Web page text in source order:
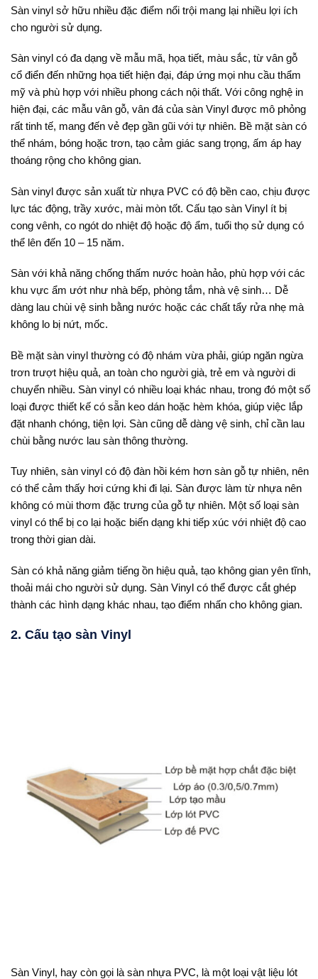
Sàn vinyl sở hữu nhiều đặc điểm nổi trội mang lại nhiều lợi ích
cho người sử dụng.
Sàn vinyl có đa dạng về mẫu mã, họa tiết, màu sắc, từ vân gỗ
cổ điển đến những họa tiết hiện đại, đáp ứng mọi nhu cầu thẩm
mỹ và phù hợp với nhiều phong cách nội thất. Với công nghệ in
hiện đại, các mẫu vân gỗ, vân đá của sàn Vinyl được mô phỏng
rất tinh tế, mang đến vẻ đẹp gần gũi với tự nhiên. Bề mặt sàn có
thể nhám, bóng hoặc trơn, tạo cảm giác sang trọng, ấm áp hay
thoáng rộng cho không gian.
Sàn vinyl được sản xuất từ nhựa PVC có độ bền cao, chịu được
lực tác động, trầy xước, mài mòn tốt. Cấu tạo sàn Vinyl ít bị
cong vênh, co ngót do nhiệt độ hoặc độ ẩm, tuổi thọ sử dụng có
thể lên đến 10 – 15 năm.
Sàn với khả năng chống thấm nước hoàn hảo, phù hợp với các
khu vực ẩm ướt như nhà bếp, phòng tắm, nhà vệ sinh… Dễ
dàng lau chùi vệ sinh bằng nước hoặc các chất tẩy rửa nhẹ mà
không lo bị nứt, mốc.
Bề mặt sàn vinyl thường có độ nhám vừa phải, giúp ngăn ngừa
trơn trượt hiệu quả, an toàn cho người già, trẻ em và người di
chuyển nhiều. Sàn vinyl có nhiều loại khác nhau, trong đó một số
loại được thiết kế có sẵn keo dán hoặc hèm khóa, giúp việc lắp
đặt nhanh chóng, tiện lợi. Sàn cũng dễ dàng vệ sinh, chỉ cần lau
chùi bằng nước lau sàn thông thường.
Tuy nhiên, sàn vinyl có độ đàn hồi kém hơn sàn gỗ tự nhiên, nên
có thể cảm thấy hơi cứng khi đi lại. Sàn được làm từ nhựa nên
không có mùi thơm đặc trưng của gỗ tự nhiên. Một số loại sàn
vinyl có thể bị co lại hoặc biến dạng khi tiếp xúc với nhiệt độ cao
trong thời gian dài.
Sàn có khả năng giảm tiếng ồn hiệu quả, tạo không gian yên tĩnh,
thoải mái cho người sử dụng. Sàn Vinyl có thể được cắt ghép
thành các hình dạng khác nhau, tạo điểm nhấn cho không gian.
2. Cấu tạo sàn Vinyl
Sàn Vinyl, hay còn gọi là sàn nhựa PVC, là một loại vật liệu lót